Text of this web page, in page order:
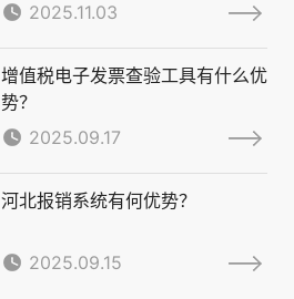
2025.11.03
增值税电子发票查验工具有什么优
势？
2025.09.17
河北报销系统有何优势？
2025.09.15